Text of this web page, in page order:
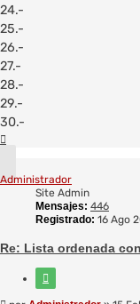
24.-
25.-
26.-
27.-
28.-
29.-
30.-
Administrador
Site Admin
Mensajes: 446
Registrado: 16 Ago
Re: Lista ordenada